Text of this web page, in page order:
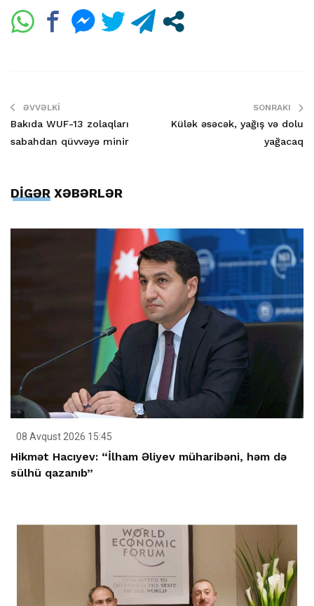
ƏVVƏLKI
Bakıda WUF-13 zolaqları
sabahdan qüvvəyə minir
SONRAKI
Külək əsəcək, yağış və dolu
yağacaq
DİGƏR XƏBƏRLƏR
08 Avqust 2026 15:45
Hikmət Hacıyev: “İlham Əliyev müharibəni, həm də
sülhü qazanıb”